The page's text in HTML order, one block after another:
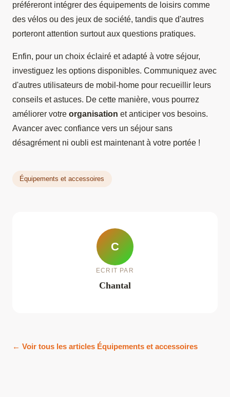
préféreront intégrer des équipements de loisirs comme
des vélos ou des jeux de société, tandis que d'autres
porteront attention surtout aux questions pratiques.
Enfin, pour un choix éclairé et adapté à votre séjour,
investiguez les options disponibles. Communiquez avec
d'autres utilisateurs de mobil-home pour recueillir leurs
conseils et astuces. De cette manière, vous pourrez
améliorer votre organisation et anticiper vos besoins.
Avancer avec confiance vers un séjour sans
désagrément ni oubli est maintenant à votre portée !
Équipements et accessoires
C
ECRIT PAR
Chantal
← Voir tous les articles Équipements et accessoires